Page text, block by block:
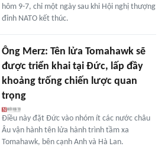
hôm 9-7, chỉ một ngày sau khi Hội nghị thượng
đỉnh NATO kết thúc.
Ông Merz: Tên lửa Tomahawk sẽ
được triển khai tại Đức, lấp đầy
khoảng trống chiến lược quan
trọng
Điều này đặt Đức vào nhóm ít các nước châu
Âu vận hành tên lửa hành trình tầm xa
Tomahawk, bên cạnh Anh và Hà Lan.